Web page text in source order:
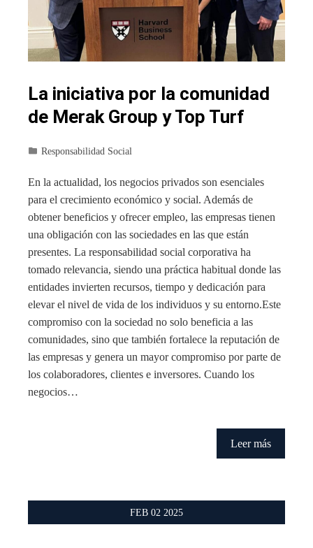
La iniciativa por la comunidad
de Merak Group y Top Turf
Responsabilidad Social
En la actualidad, los negocios privados son esenciales
para el crecimiento económico y social. Además de
obtener beneficios y ofrecer empleo, las empresas tienen
una obligación con las sociedades en las que están
presentes. La responsabilidad social corporativa ha
tomado relevancia, siendo una práctica habitual donde las
entidades invierten recursos, tiempo y dedicación para
elevar el nivel de vida de los individuos y su entorno.Este
compromiso con la sociedad no solo beneficia a las
comunidades, sino que también fortalece la reputación de
las empresas y genera un mayor compromiso por parte de
los colaboradores, clientes e inversores. Cuando los
negocios…
Leer más
FEB 02 2025